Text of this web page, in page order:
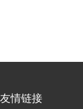
友情链接